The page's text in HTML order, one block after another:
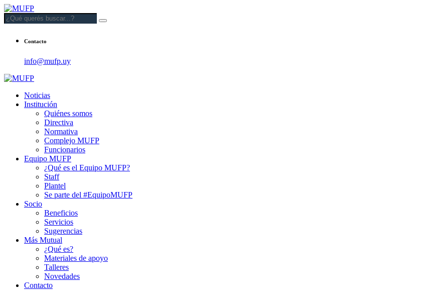
Contacto
info@mufp.uy
Noticias
Institución
Quiénes somos
Directiva
Normativa
Complejo MUFP
Funcionarios
Equipo MUFP
¿Qué es el Equipo MUFP?
Staff
Plantel
Se parte del #EquipoMUFP
Socio
Beneficios
Servicios
Sugerencias
Más Mutual
¿Qué es?
Materiales de apoyo
Talleres
Novedades
Contacto